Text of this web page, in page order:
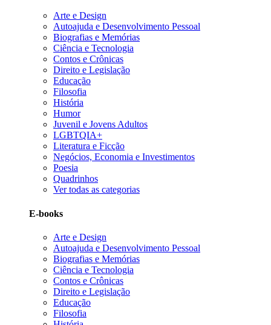
Arte e Design
Autoajuda e Desenvolvimento Pessoal
Biografias e Memórias
Ciência e Tecnologia
Contos e Crônicas
Direito e Legislação
Educação
Filosofia
História
Humor
Juvenil e Jovens Adultos
LGBTQIA+
Literatura e Ficção
Negócios, Economia e Investimentos
Poesia
Quadrinhos
Ver todas as categorias
E-books
Arte e Design
Autoajuda e Desenvolvimento Pessoal
Biografias e Memórias
Ciência e Tecnologia
Contos e Crônicas
Direito e Legislação
Educação
Filosofia